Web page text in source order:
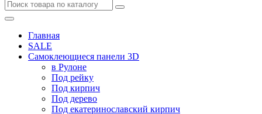
Главная
SALE
Самоклеющиеся панели 3D
в Рулоне
Под рейку
Под кирпич
Под дерево
Под екатеринославский кирпич